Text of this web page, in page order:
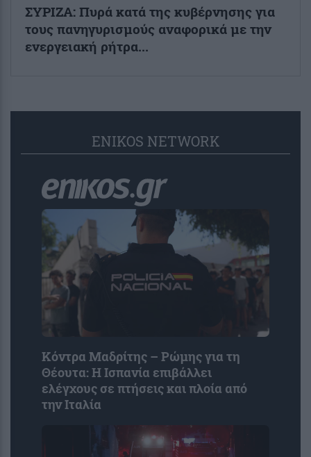
ΣΥΡΙΖΑ: Πυρά κατά της κυβέρνησης για
τους πανηγυρισμούς αναφορικά με την
ενεργειακή ρήτρα...
ENIKOS NETWORK
Κόντρα Μαδρίτης – Ρώμης για τη
Θέουτα: Η Ισπανία επιβάλλει
ελέγχους σε πτήσεις και πλοία από
την Ιταλία